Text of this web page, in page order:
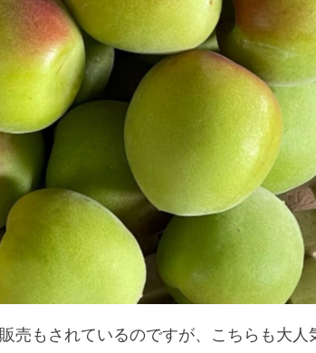
売もされているのですが、こちらも大人